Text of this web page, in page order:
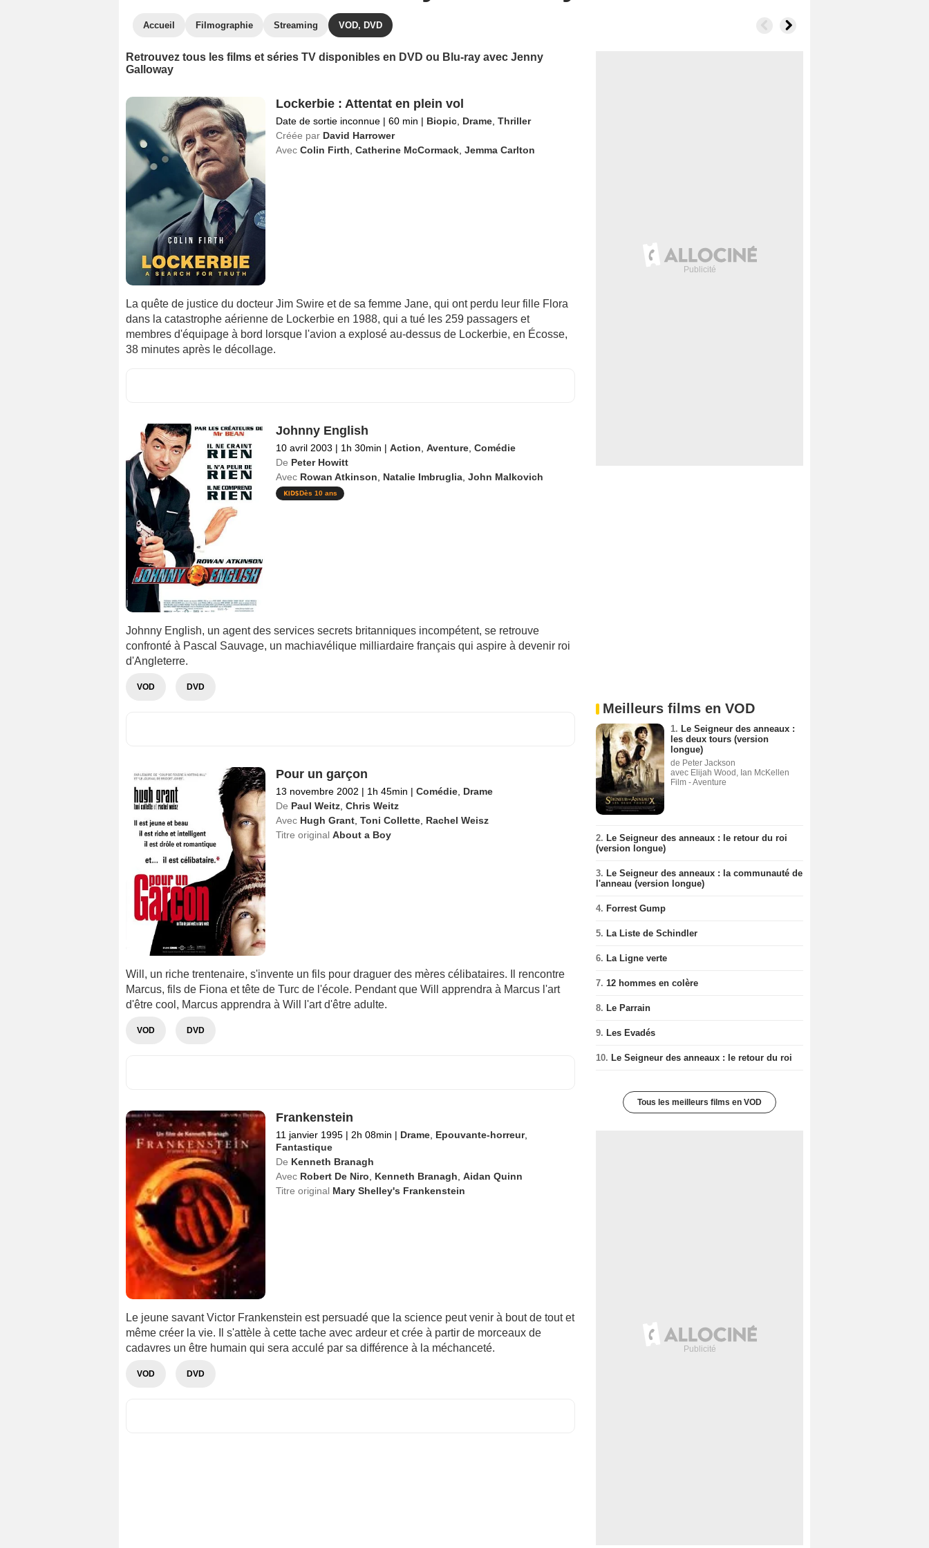
Accueil Filmographie Streaming VOD, DVD
Retrouvez tous les films et séries TV disponibles en DVD ou Blu-ray avec Jenny
Galloway
Lockerbie : Attentat en plein vol
Date de sortie inconnue | 60 min | Biopic, Drame, Thriller
Créée par David Harrower
Avec Colin Firth Catherine McCormack, Jemma Carlton
La quête de justice du docteur Jim Swire et de sa femme Jane, qui ont perdu leur fille Flora
dans la catastrophe aérienne de Lockerbie en 1988, qui a tué les 259 passagers et
membres d'équipage à bord lorsque l'avion a explosé au-dessus de Lockerbie, en Écosse,
38 minutes après le décollage.
Johnny English
10 avril 2003 | 1h 30min | Action Aventure, Comédie
De Peter Howitt
Avec Rowan Atkinson Natalie Imbruglia, John Malkovich
Dès 10 ans
Johnny English, un agent des services secrets britanniques incompétent, se retrouve
confronté à Pascal Sauvage, un machiavélique milliardaire français qui aspire à devenir roi
d'Angleterre.
VOD DVD
Pour un garçon
13 novembre 2002 | 1h 45min | Comédie, Drame
De Paul Weitz, Chris Weitz
Avec Hugh Grant, Toni Collette, Rachel Weisz
Titre original About a Boy
Will, un riche trentenaire, s'invente un fils pour draguer des mères célibataires. Il rencontre
Marcus, fils de Fiona et tête de Turc de l'école. Pendant que Will apprendra à Marcus l'art
d'être cool, Marcus apprendra à Will l'art d'être adulte.
VOD DVD
Frankenstein
11 janvier 1995 | 2h 08min | Drame, Epouvante-horreur,
Fantastique
De Kenneth Branagh
Avec Robert De Niro Kenneth Branagh Aidan Quinn
Titre original Mary Shelley's Frankenstein
Le jeune savant Victor Frankenstein est persuadé que la science peut venir à bout de tout et
même créer la vie. Il s'attèle à cette tache avec ardeur et crée à partir de morceaux de
cadavres un être humain qui sera acculé par sa différence à la méchanceté.
VOD DVD
Meilleurs films en VOD
1. Le Seigneur des anneaux :
les deux tours (version
longue)
de Peter Jackson
avec Elijah Wood, Ian McKellen
Film - Aventure
2. Le Seigneur des anneaux : le retour du roi
(version longue)
3. Le Seigneur des anneaux : la communauté de
l'anneau (version longue)
4. Forrest Gump
5. La Liste de Schindler
6. La Ligne verte
7. 12 hommes en colère
8. Le Parrain
9. Les Evadés
10. Le Seigneur des anneaux : le retour du roi
Tous les meilleurs films en VOD